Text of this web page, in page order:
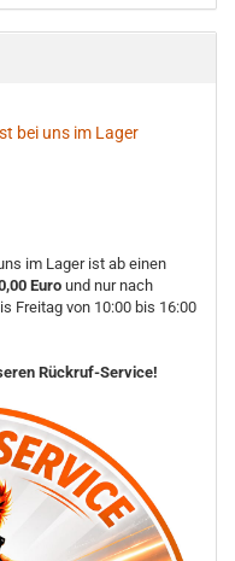
bei uns im Lager
im Lager ist ab einen
Euro und nur nach
Freitag von 10:00 bis 16:00
Rückruf-Service!